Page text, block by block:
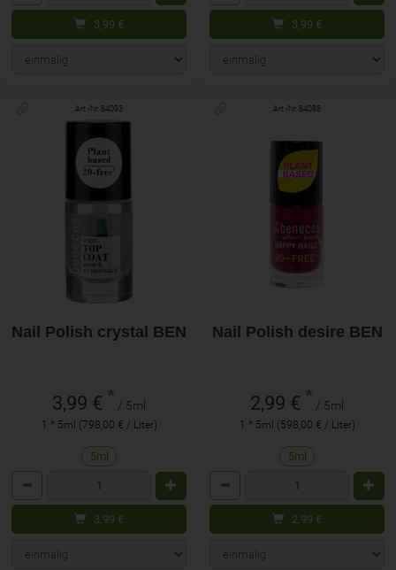
3,99 € 3,99 €
Art.-Nr. 84093
Nail Polish crystal BEN
3,99 € * / 5ml
1 * 5ml (798,00 € / Liter)
5ml
3,99 €
Art.-Nr. 84088
Nail Polish desire BEN
2,99 € * / 5ml
1 * 5ml (598,00 € / Liter)
5ml
2,99 €